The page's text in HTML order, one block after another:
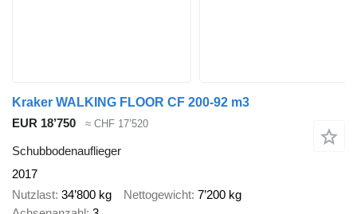
Kraker WALKING FLOOR CF 200-92 m3
EUR 18’750
≈ CHF 17’520
Schubbodenauflieger
2017
Nutzlast 34’800 kg Nettogewicht 7’200 kg